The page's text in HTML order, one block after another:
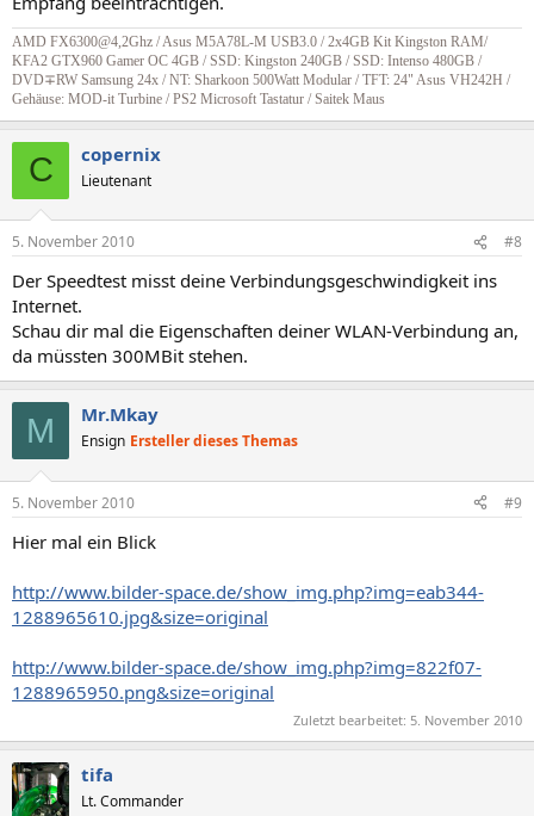
AMD FX6300@4,2Ghz / Asus M5A78L-M USB3.0 / 2x4GB Kit Kingston RAM/
KFA2 GTX960 Gamer OC 4GB / SSD: Kingston 240GB / SSD: Intenso 480GB /
DVD∓RW Samsung 24x / NT: Sharkoon 500Watt Modular / TFT: 24" Asus VH242H /
Gehäuse: MOD-it Turbine / PS2 Microsoft Tastatur / Saitek Maus
C copernix
Lieutenant
5. November 2010 #8
Der Speedtest misst deine Verbindungsgeschwindigkeit ins
Internet.
Schau dir mal die Eigenschaften deiner WLAN-Verbindung an,
da müssten 300MBit stehen.
M Mr.Mkay
Ensign Ersteller dieses Themas
5. November 2010 #9
Hier mal ein Blick
http://www.bilder-space.de/show_img.php?img=eab344-
1288965610.jpg&size=original
http://www.bilder-space.de/show_img.php?img=822f07-
1288965950.png&size=original
Zuletzt bearbeitet: 5. November 2010
tifa
Lt. Commander